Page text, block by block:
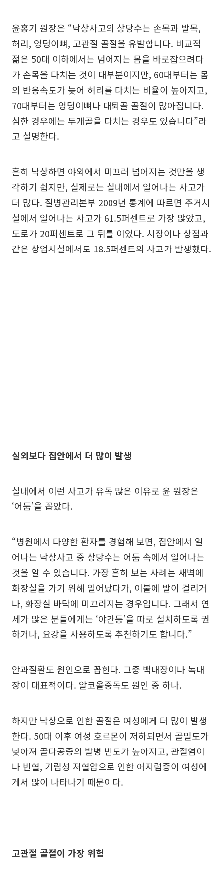
윤홍기 원장은 “낙상사고의 상당수는 손목과 발목,
허리, 엉덩이뼈, 고관절 골절을 유발합니다. 비교적
젊은 50대 이하에서는 넘어지는 몸을 바로잡으려다
가 손목을 다치는 것이 대부분이지만, 60대부터는 몸
의 반응속도가 늦어 허리를 다치는 비율이 높아지고,
70대부터는 엉덩이뼈나 대퇴골 골절이 많아집니다.
심한 경우에는 두개골을 다치는 경우도 있습니다”라
고 설명한다.
흔히 낙상하면 야외에서 미끄러 넘어지는 것만을 생
각하기 쉽지만, 실제로는 실내에서 일어나는 사고가
더 많다. 질병관리본부 2009년 통계에 따르면 주거시
설에서 일어나는 사고가 61.5퍼센트로 가장 많았고,
도로가 20퍼센트로 그 뒤를 이었다. 시장이나 상점과
같은 상업시설에서도 18.5퍼센트의 사고가 발생했다.
실외보다 집안에서 더 많이 발생
실내에서 이런 사고가 유독 많은 이유로 윤 원장은
‘어둠’을 꼽았다.
“병원에서 다양한 환자를 경험해 보면, 집안에서 일
어나는 낙상사고 중 상당수는 어둠 속에서 일어나는
것을 알 수 있습니다. 가장 흔히 보는 사례는 새벽에
화장실을 가기 위해 일어났다가, 이불에 발이 걸리거
나, 화장실 바닥에 미끄러지는 경우입니다. 그래서 연
세가 많은 분들에게는 ‘야간등’을 따로 설치하도록 권
하거나, 요강을 사용하도록 추천하기도 합니다.”
안과질환도 원인으로 꼽힌다. 그중 백내장이나 녹내
장이 대표적이다. 알코올중독도 원인 중 하나.
하지만 낙상으로 인한 골절은 여성에게 더 많이 발생
한다. 50대 이후 여성 호르몬이 저하되면서 골밀도가
낮아져 골다공증의 발병 빈도가 높아지고, 관절염이
나 빈혈, 기립성 저혈압으로 인한 어지럼증이 여성에
게서 많이 나타나기 때문이다.
고관절 골절이 가장 위험